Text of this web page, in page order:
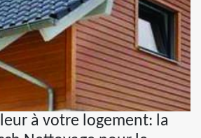
à votre logement: la